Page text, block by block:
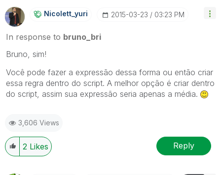
Nicolett_yuri ‎2015-03-23 03:23 PM
In response to bruno_bri
Bruno, sim!
Você pode fazer a expressão dessa forma ou então criar
essa regra dentro do script. A melhor opção é criar dentro
do script, assim sua expressão seria apenas a média.
3,606 Views
2 Likes Reply